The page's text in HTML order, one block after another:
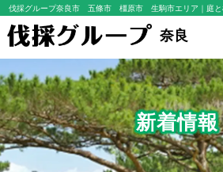
伐採グループ奈良市 五條市 橿原市 生駒市エリア ｜庭
奈良
新着情報